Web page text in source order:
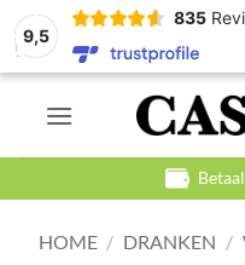
9,5
835
Ga
Betaal
HOME / DRANKEN /